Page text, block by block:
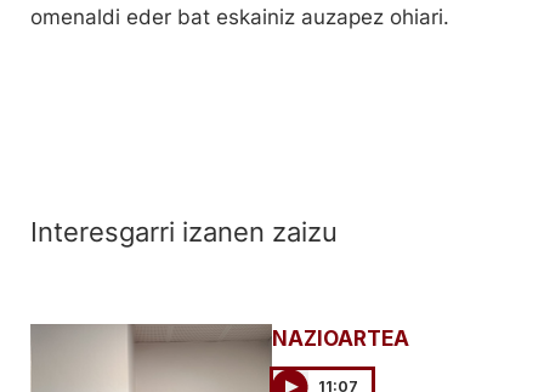
omenaldi eder bat eskainiz auzapez ohiari.
Interesgarri izanen zaizu
NAZIOARTEA
11:07